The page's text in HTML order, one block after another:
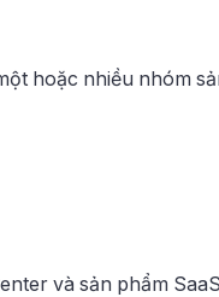
hoặc nhiều nhóm
và sản phẩm